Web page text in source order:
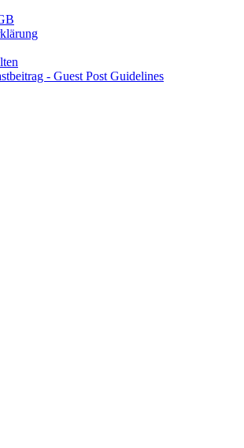
- Guest Post Guidelines